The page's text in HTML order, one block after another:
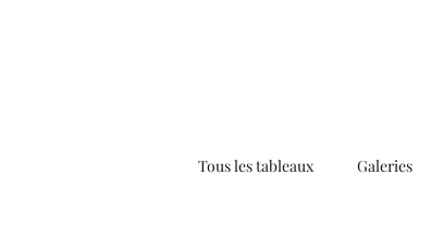
Tous les tableaux Galeries